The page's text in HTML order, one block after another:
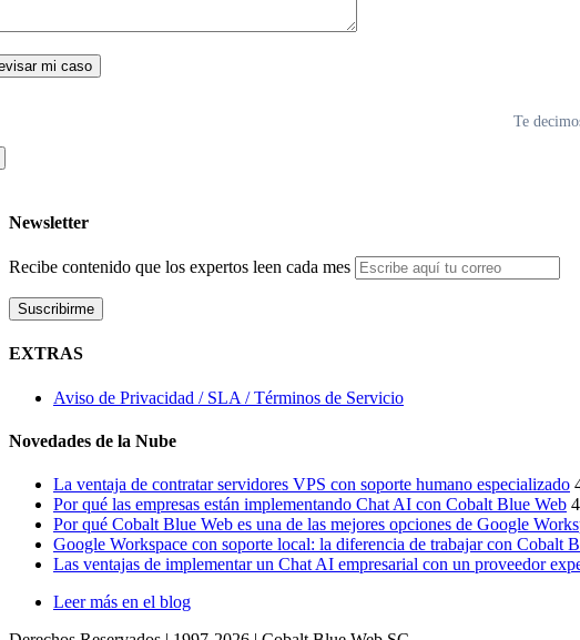
Te
Newsletter
Recibe contenido que los expertos leen cada mes
EXTRAS
Aviso de Privacidad / SLA / Términos de Servicio
Novedades de la Nube
La ventaja de contratar servidores VPS con soporte humano especializado
Por qué las empresas están implementando Chat AI con Cobalt Blue Web
Por qué Cobalt Blue Web es una de las mejores opciones de Google
Google Workspace con soporte local: la diferencia de trabajar con Cobalt
Las ventajas de implementar un Chat AI empresarial con un proveedor
Leer más en el blog